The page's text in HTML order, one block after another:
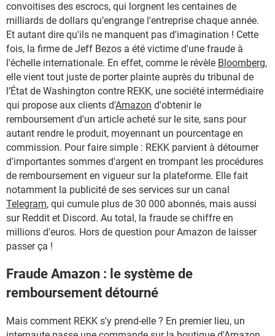
convoitises des escrocs, qui lorgnent les centaines de
milliards de dollars qu’engrange l'entreprise chaque année.
Et autant dire qu'ils ne manquent pas d'imagination ! Cette
fois, la firme de Jeff Bezos a été victime d'une fraude à
l'échelle internationale. En effet, comme le révèle Bloomberg,
elle vient tout juste de porter plainte auprès du tribunal de
l’État de Washington contre REKK, une société intermédiaire
qui propose aux clients d'Amazon d'obtenir le
remboursement d'un article acheté sur le site, sans pour
autant rendre le produit, moyennant un pourcentage en
commission. Pour faire simple : REKK parvient à détourner
d'importantes sommes d'argent en trompant les procédures
de remboursement en vigueur sur la plateforme. Elle fait
notamment la publicité de ses services sur un canal
Telegram, qui cumule plus de 30 000 abonnés, mais aussi
sur Reddit et Discord. Au total, la fraude se chiffre en
millions d'euros. Hors de question pour Amazon de laisser
passer ça !
Fraude Amazon : le système de
remboursement détourné
Mais comment REKK s'y prend-elle ? En premier lieu, un